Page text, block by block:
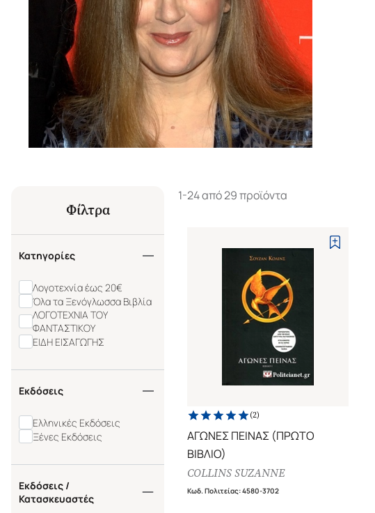
Φίλτρα
Κατηγορίες
Λογοτεχνία έως 20€
Όλα τα Ξενόγλωσσα Βιβλία
ΛΟΓΟΤΕΧΝΙΑ ΤΟΥ
ΦΑΝΤΑΣΤΙΚΟΥ
ΕΙΔΗ ΕΙΣΑΓΩΓΗΣ
Εκδόσεις
Ελληνικές Εκδόσεις
Ξένες Εκδόσεις
Εκδόσεις /
Κατασκευαστές
1-24 από 29 προϊόντα
(2)
ΑΓΩΝΕΣ ΠΕΙΝΑΣ (ΠΡΩΤΟ
ΒΙΒΛΙΟ)
COLLINS SUZANNE
Κωδ. Πολιτείας:4580-3702